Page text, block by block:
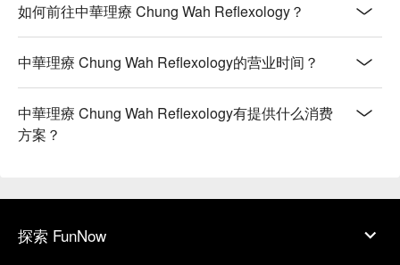
如何前往中華理療 Chung Wah Reflexology？
中華理療 Chung Wah Reflexology的营业时间？
中華理療 Chung Wah Reflexology有提供什么消费
方案？
探索 FunNow